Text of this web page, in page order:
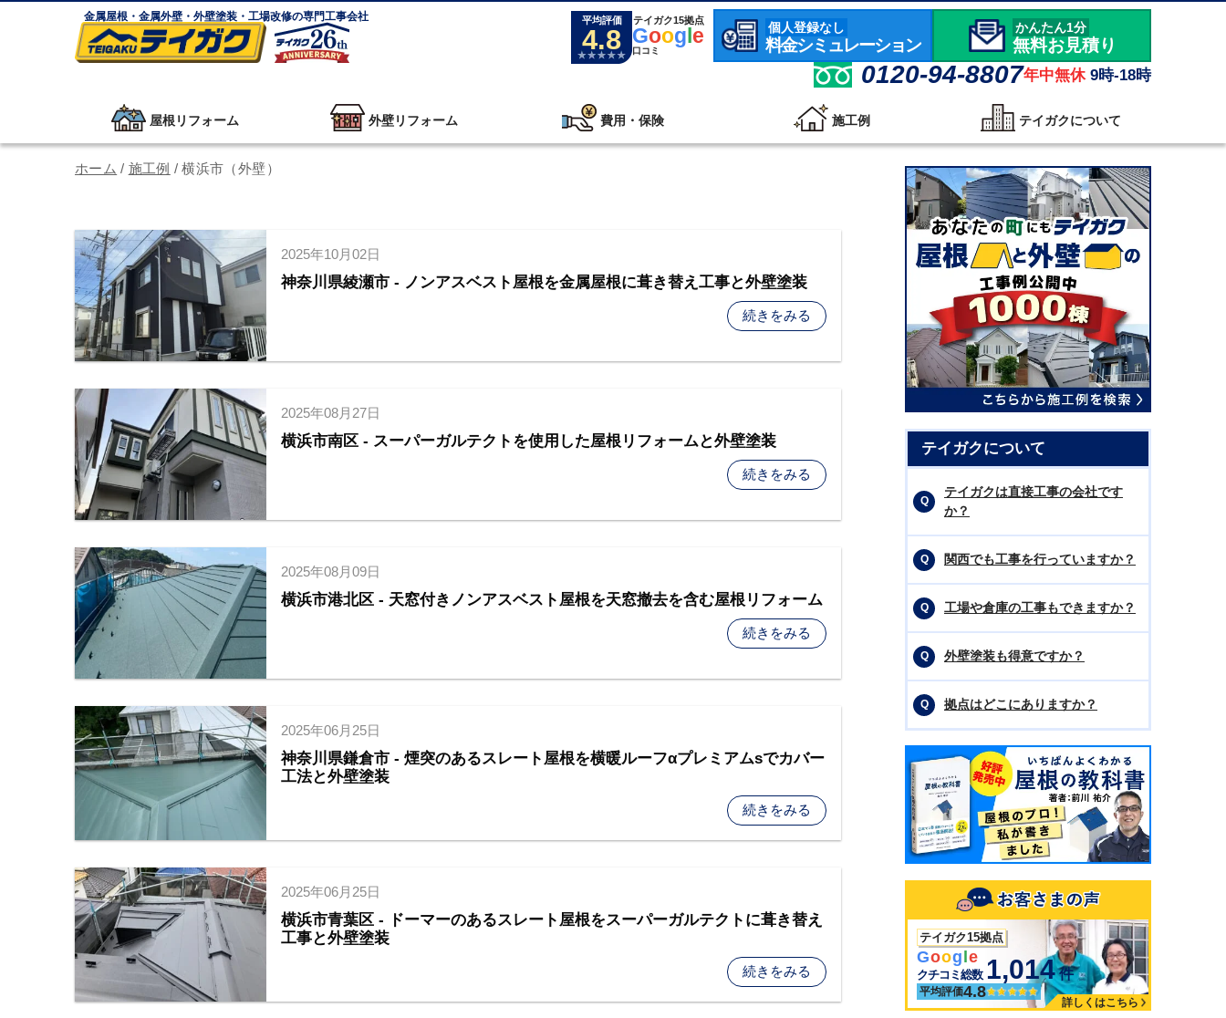
金属屋根・金属外壁・外壁塗装・工場改修の専門工事会社 平均評価
4.8
テイガク15拠点
Google
口コミ
個人登録なし
料金シミュレーション
かんたん1分
無料お見積り
0120-94-8807年中無休 9時-18時
屋根リフォーム 外壁リフォーム 費用・保険 施工例 テイガクについて
ホーム / 施工例 / 横浜市（外壁）
2025年10月02日
神奈川県綾瀬市 - ノンアスベスト屋根を金属屋根に葺き替え工事と外壁塗装
続きをみる
2025年08月27日
横浜市南区 - スーパーガルテクトを使用した屋根リフォームと外壁塗装
続きをみる
2025年08月09日
横浜市港北区 - 天窓付きノンアスベスト屋根を天窓撤去を含む屋根リフォーム
続きをみる
2025年06月25日
神奈川県鎌倉市 - 煙突のあるスレート屋根を横暖ルーフαプレミアムsでカバー
工法と外壁塗装
続きをみる
2025年06月25日
横浜市青葉区 - ドーマーのあるスレート屋根をスーパーガルテクトに葺き替え
工事と外壁塗装
続きをみる
テイガクについて
テイガクは直接工事の会社です
か？
関西でも工事を行っていますか？
工場や倉庫の工事もできますか？
外壁塗装も得意ですか？
拠点はどこにありますか？
テイガク15拠点
Goog le
クチコミ総数 1,014 件
平均評価4.8
詳しくはこちら